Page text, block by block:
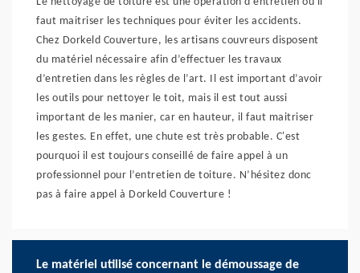
faut maitriser les techniques pour éviter les accidents.
Chez Dorkeld Couverture, les artisans couvreurs disposent
du matériel nécessaire afin d’effectuer les travaux
d’entretien dans les règles de l’art. Il est important d’avoir
les outils pour nettoyer le toit, mais il est tout aussi
important de les manier, car en hauteur, il faut maitriser
les gestes. En effet, une chute est très probable. C'est
pourquoi il est toujours conseillé de faire appel à un
professionnel pour l’entretien de toiture. N’hésitez donc
pas à faire appel à Dorkeld Couverture !
Le matériel utilisé concernant le démoussage de